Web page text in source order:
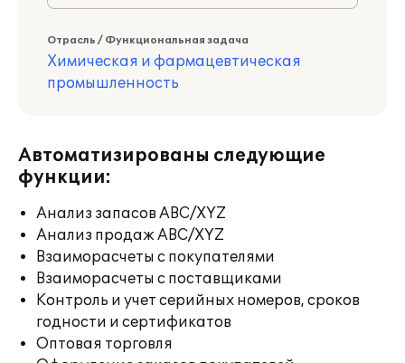
Отрасль / Функциональная задача
Химическая и фармацевтическая
промышленность
Автоматизированы следующие
функции:
Анализ запасов ABC/XYZ
Анализ продаж ABC/XYZ
Взаиморасчеты с покупателями
Взаиморасчеты с поставщиками
Контроль и учет серийных номеров, сроков
годности и сертификатов
Оптовая торговля